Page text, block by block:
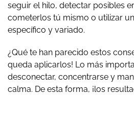
seguir el hilo, detectar posibles
cometerlos tú mismo o utilizar
específico y variado.
¿Qué te han parecido estos
queda aplicarlos! Lo más
desconectar, concentrarse y
calma. De esta forma, ¡los